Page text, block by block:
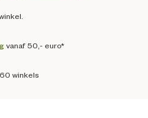
vanaf 50,- euro*
winkels